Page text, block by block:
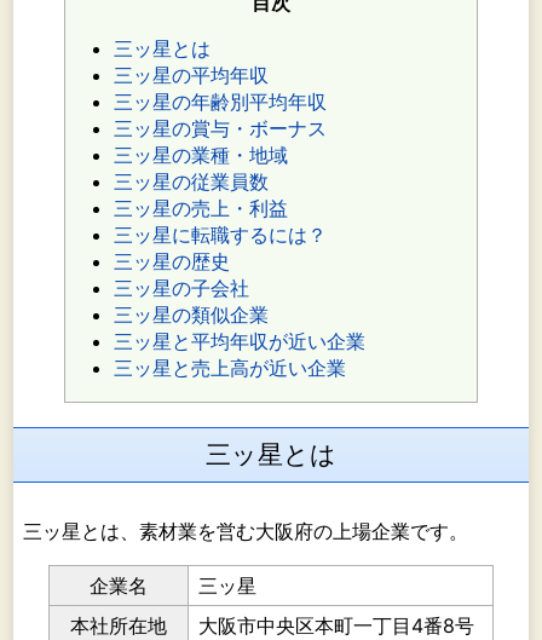
三ッ星とは
三ッ星の平均年収
三ッ星の年齢別平均年収
三ッ星の賞与・ボーナス
三ッ星の業種・地域
三ッ星の従業員数
三ッ星の売上・利益
三ッ星に転職するには？
三ッ星の歴史
三ッ星の子会社
三ッ星の類似企業
三ッ星と平均年収が近い企業
三ッ星と売上高が近い企業
三ッ星とは
三ッ星とは、素材業を営む大阪府の上場企業です。
企業名
三ッ星
本社所在地
大阪市中央区本町一丁目4番8号